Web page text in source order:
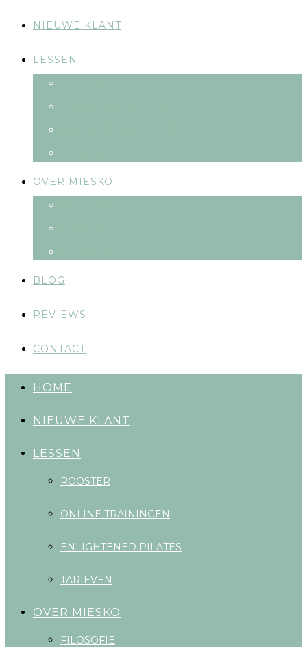
NIEUWE KLANT
LESSEN
OVER MIESKO
BLOG
REVIEWS
CONTACT
HOME
NIEUWE KLANT
LESSEN
ROOSTER
ONLINE TRAININGEN
ENLIGHTENED PILATES
TARIEVEN
OVER MIESKO
FILOSOFIE